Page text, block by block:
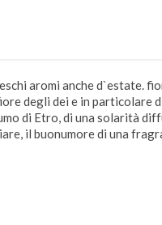
aromi anche d`estate.
degli dei e in particolare
di Etro, di una solarità
il buonumore di una